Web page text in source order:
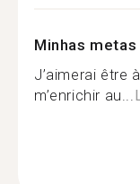
Minhas
J’aimerai être
m’enrichir au...